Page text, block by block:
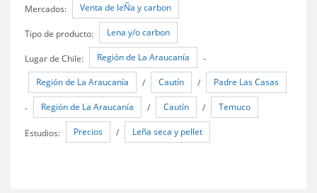
Mercados: Venta de leÑa y carbon
Tipo de producto: Lena y/o carbon
Lugar de Chile: Región de La Araucanía -
Región de La Araucanía / Cautín / Padre Las Casas
- Región de La Araucanía / Cautín / Temuco
Estudios: Precios / Leña seca y pellet